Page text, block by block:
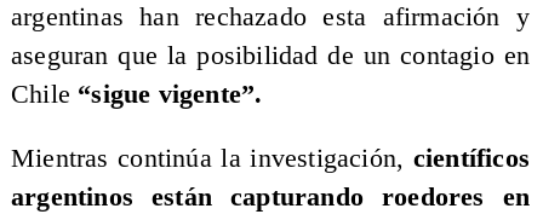
argentinas han rechazado esta afirmación y
aseguran que la posibilidad de un contagio en
Chile “sigue vigente”.
Mientras continúa la investigación, científicos
argentinos están capturando roedores en